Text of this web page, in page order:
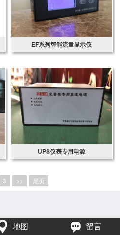
EF系列智能流量显示仪
UPS仪表专用电源
3 >> 尾页
地图 留言